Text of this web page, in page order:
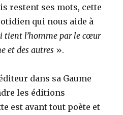
restent ses mots, cette
qui nous aide à
tient l’homme par le cœur
et des autres ».
dans sa Gaume
les éditions
est avant tout poète et